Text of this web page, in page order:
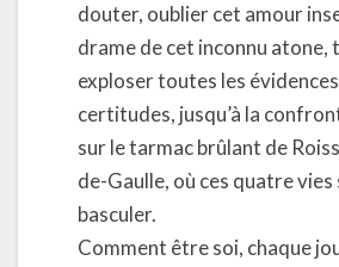
douter, oublier cet amour
drame de cet inconnu atone,
exploser toutes les
certitudes, jusqu’à la
sur le tarmac brûlant de
de-Gaulle, où ces quatre vies
basculer.
Comment être soi, chaque